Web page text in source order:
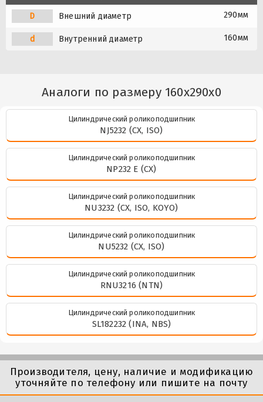
D Внешний диаметр 290мм
d Внутренний диаметр 160мм
Аналоги по размеру 160x290x0
Цилиндрический роликоподшипник
NJ5232 (CX, ISO)
Цилиндрический роликоподшипник
NP232 E (CX)
Цилиндрический роликоподшипник
NU3232 (CX, ISO, KOYO)
Цилиндрический роликоподшипник
NU5232 (CX, ISO)
Цилиндрический роликоподшипник
RNU3216 (NTN)
Цилиндрический роликоподшипник
SL182232 (INA, NBS)
Производителя, цену, наличие и модификацию
уточняйте по телефону или пишите на почту